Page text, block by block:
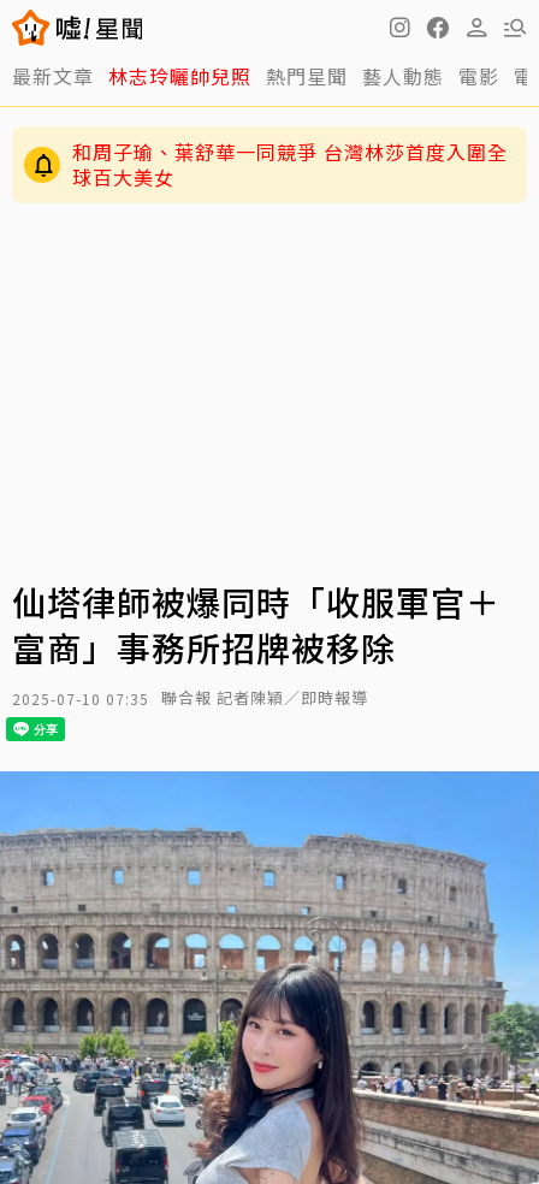
最新文章 林志玲曬帥兒照 熱門星聞 藝人動態 電影
和周子瑜、葉舒華一同競爭 台灣林莎首度入圍全
球百大美女
仙塔律師被爆同時「收服軍官＋
富商」事務所招牌被移除
2025-07-10 07:35 聯合報 記者陳穎／即時報導